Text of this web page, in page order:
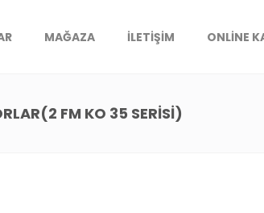
MAĞAZA İLETIŞIM ONLINE
FM KO 35 SERİSİ)